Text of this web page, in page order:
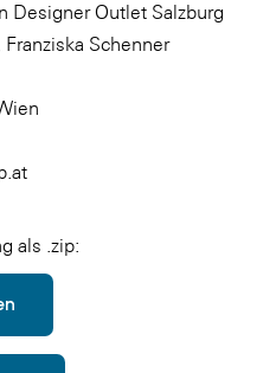
Designer Outlet Salzburg
Schenner
als .zip: